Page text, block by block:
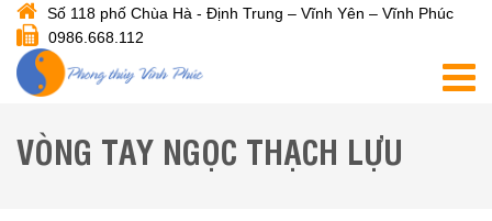
Số 118 phố Chùa Hà - Định Trung – Vĩnh Yên – Vĩnh Phúc
0986.668.112
VÒNG TAY NGỌC THẠCH LỰU